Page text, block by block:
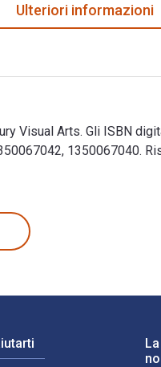
Ulteriori informazioni
Visual Arts. Gli ISBN
1350067040.